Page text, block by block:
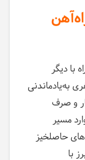
با دیگر
به‌یادماندنی
و صرف
مسیر
حاصلخیز
با